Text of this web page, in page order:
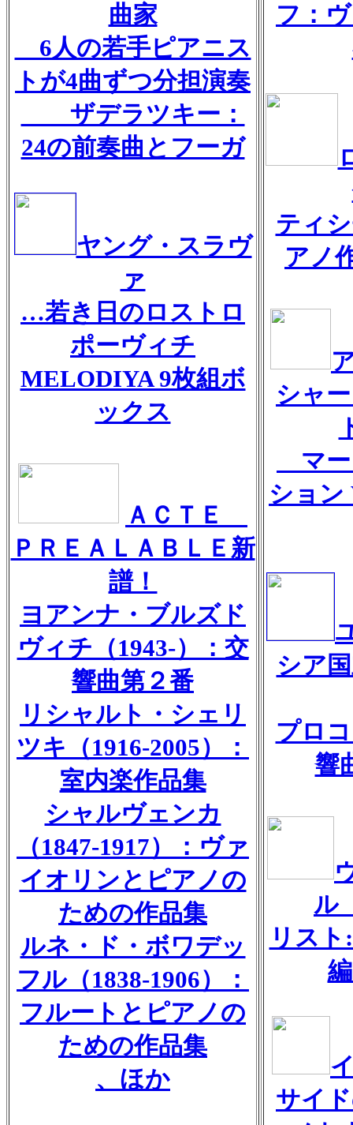
曲家
6人の若手ピアニス
トが4曲ずつ分担演奏
ザデラツキー：
24の前奏曲とフーガ
ヤング・スラヴ
ァ
…若き日のロストロ
ポーヴィチ
MELODIYA 9枚組ボ
ックス
ＡＣＴＥ
ＰＲＥＡＬＡＢＬＥ新
譜！
ヨアンナ・ブルズド
ヴィチ（1943-）：交
響曲第２番
リシャルト・シェリ
ツキ（1916-2005）：
室内楽作品集
シャルヴェンカ
（1847-1917）：ヴァ
イオリンとピアノの
ための作品集
ルネ・ド・ボワデッ
フル（1838-1906）：
フルートとピアノの
ための作品集
、ほか
フ：
ティ
アノ
シャ
マー
ション
シア
プロ
響
ル
リス
サイ